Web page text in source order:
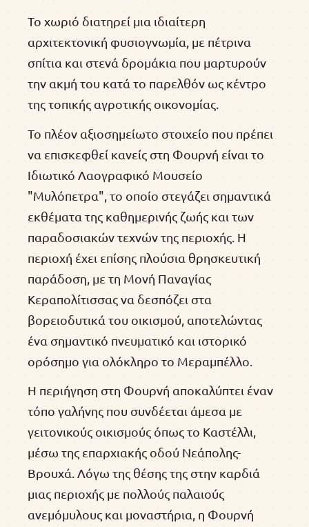
Το χωριό διατηρεί μια ιδιαίτερη
αρχιτεκτονική φυσιογνωμία, με πέτρινα
σπίτια και στενά δρομάκια που μαρτυρούν
την ακμή του κατά το παρελθόν ως κέντρο
της τοπικής αγροτικής οικονομίας.
Το πλέον αξιοσημείωτο στοιχείο που πρέπει
να επισκεφθεί κανείς στη Φουρνή είναι το
Ιδιωτικό Λαογραφικό Μουσείο
"Μυλόπετρα", το οποίο στεγάζει σημαντικά
εκθέματα της καθημερινής ζωής και των
παραδοσιακών τεχνών της περιοχής. Η
περιοχή έχει επίσης πλούσια θρησκευτική
παράδοση, με τη Μονή Παναγίας
Κεραπολίτισσας να δεσπόζει στα
βορειοδυτικά του οικισμού, αποτελώντας
ένα σημαντικό πνευματικό και ιστορικό
ορόσημο για ολόκληρο το Μεραμπέλλο.
Η περιήγηση στη Φουρνή αποκαλύπτει έναν
τόπο γαλήνης που συνδέεται άμεσα με
γειτονικούς οικισμούς όπως το Καστέλλι,
μέσω της επαρχιακής οδού Νεάπολης-
Βρουχά. Λόγω της θέσης της στην καρδιά
μιας περιοχής με πολλούς παλαιούς
ανεμόμυλους και μοναστήρια, η Φουρνή